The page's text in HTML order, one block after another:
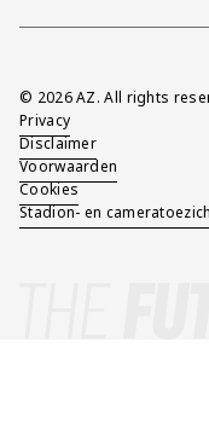
Overig
© 2026 AZ. All rights
Privacy
Disclaimer
Voorwaarden
Cookies
Stadion- en